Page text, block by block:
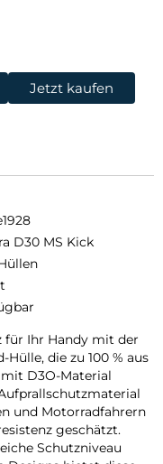
Jetzt kaufen
D30 MS Kick
für Ihr Handy mit der
die zu 100 % aus
D3O-Material
und Motorradfahrern
geschätzt.
Schutzniveau